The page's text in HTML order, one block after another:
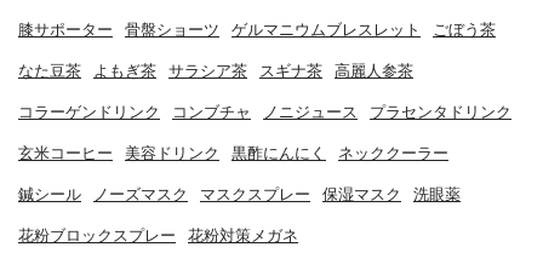
膝サポーター 骨盤ショーツ ゲルマニウムブレスレット ごぼう茶
なた豆茶 よもぎ茶 サラシア茶 スギナ茶 高麗人参茶
コラーゲンドリンク コンブチャ ノニジュース プラセンタドリンク
玄米コーヒー 美容ドリンク 黒酢にんにく ネッククーラー
鍼シール ノーズマスク マスクスプレー 保湿マスク 洗眼薬
花粉ブロックスプレー 花粉対策メガネ